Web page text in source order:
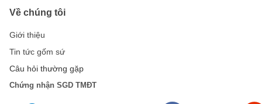
Về chúng tôi
Giới thiệu
Tin tức gốm sứ
Câu hỏi thường gặp
Chứng nhận SGD TMĐT